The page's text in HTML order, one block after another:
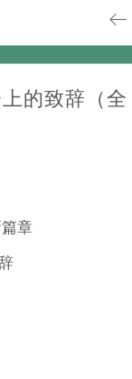
的致辞（全
章